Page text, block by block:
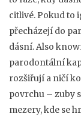
citlivé. Pokud to
přecházejí do
dásní. Also
parodontální
rozšiřují a ničí
povrchu – zuby
mezery, kde se